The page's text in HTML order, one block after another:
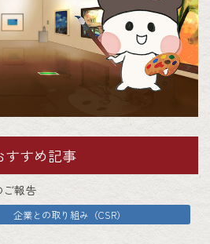
すすめ記事
報告
企業との取り組み（CSR）